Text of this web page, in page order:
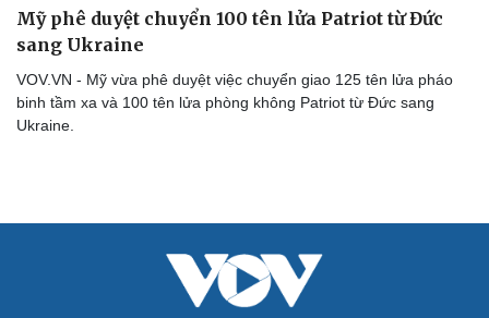
Mỹ phê duyệt chuyển 100 tên lửa Patriot từ Đức
sang Ukraine
VOV.VN - Mỹ vừa phê duyệt việc chuyển giao 125 tên lửa pháo
binh tầm xa và 100 tên lửa phòng không Patriot từ Đức sang
Ukraine.